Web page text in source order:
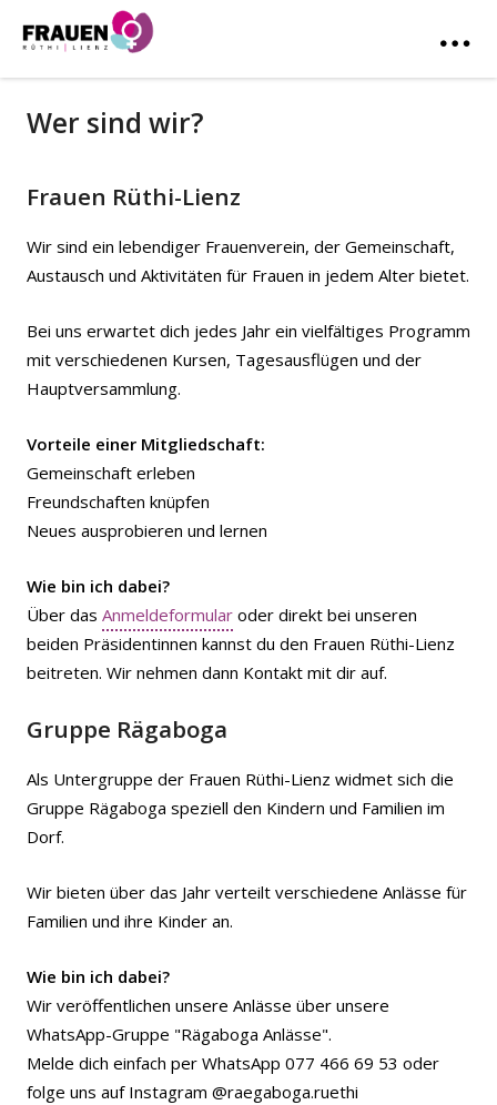
Wer sind wir?
Frauen Rüthi-Lienz
Wir sind ein lebendiger Frauenverein, der Gemeinschaft,
Austausch und Aktivitäten für Frauen in jedem Alter bietet.
Bei uns erwartet dich jedes Jahr ein vielfältiges Programm
mit verschiedenen Kursen, Tagesausflügen und der
Hauptversammlung.
Vorteile einer Mitgliedschaft:
Gemeinschaft erleben
Freundschaften knüpfen
Neues ausprobieren und lernen
Wie bin ich dabei?
Über das Anmeldeformular oder direkt bei unseren
beiden Präsidentinnen kannst du den Frauen Rüthi-Lienz
beitreten. Wir nehmen dann Kontakt mit dir auf.
Gruppe Rägaboga
Als Untergruppe der Frauen Rüthi-Lienz widmet sich die
Gruppe Rägaboga speziell den Kindern und Familien im
Dorf.
Wir bieten über das Jahr verteilt verschiedene Anlässe für
Familien und ihre Kinder an.
Wie bin ich dabei?
Wir veröffentlichen unsere Anlässe über unsere
WhatsApp-Gruppe "Rägaboga Anlässe".
Melde dich einfach per WhatsApp 077 466 69 53 oder
folge uns auf Instagram @raegaboga.ruethi